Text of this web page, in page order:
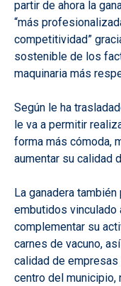
partir de ahora la
“más
competitividad”
sostenible de los
maquinaria más
Según le ha
le va a permitir
forma más cómoda,
aumentar su calidad
La ganadera
embutidos vinculado
complementar su
carnes de vacuno,
calidad de empresas
centro del